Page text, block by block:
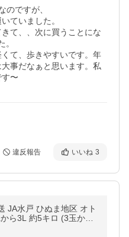
のですが、
ていました。
て、、次に買うことにな
。
て、歩きやすいです。年
事だなぁと思います。私
〜
違反報告 いいね 3
JA水戸 ひぬま地区 オト
ら3L 約5キロ (3玉から
ロン めろん